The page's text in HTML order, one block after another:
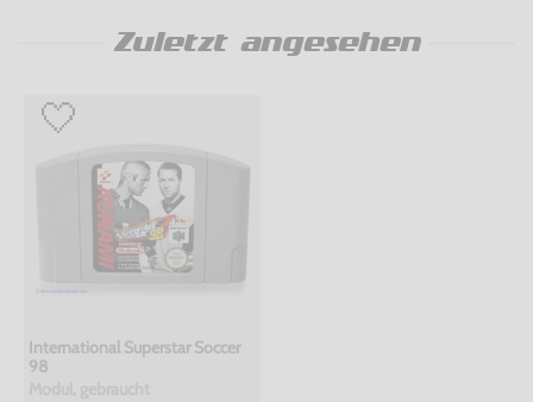
Zuletzt angesehen
International Superstar Soccer
98